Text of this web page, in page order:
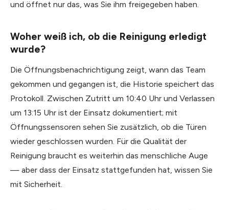
und öffnet nur das, was Sie ihm freigegeben haben.
Woher weiß ich, ob die Reinigung erledigt
wurde?
Die Öffnungsbenachrichtigung zeigt, wann das Team
gekommen und gegangen ist, die Historie speichert das
Protokoll. Zwischen Zutritt um 10:40 Uhr und Verlassen
um 13:15 Uhr ist der Einsatz dokumentiert; mit
Öffnungssensoren sehen Sie zusätzlich, ob die Türen
wieder geschlossen wurden. Für die Qualität der
Reinigung braucht es weiterhin das menschliche Auge
— aber dass der Einsatz stattgefunden hat, wissen Sie
mit Sicherheit.